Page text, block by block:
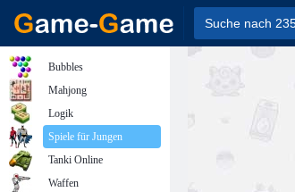
Bubbles
Mahjong
Logik
Spiele für Jungen
Tanki Online
Waffen